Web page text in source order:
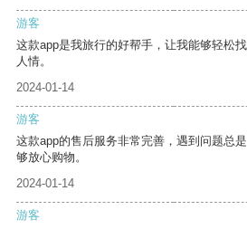
游客
这款app是我旅行的好帮手，让我能够轻松
人情。
2024-01-14
游客
这款app的售后服务非常完善，遇到问题总
够放心购物。
2024-01-14
游客